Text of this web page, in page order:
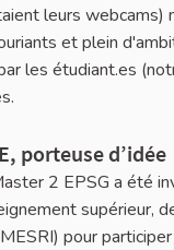
leurs webcams)
et plein
les étudiant.es
porteuse d’idée
2 EPSG a été
supérieur,
pour